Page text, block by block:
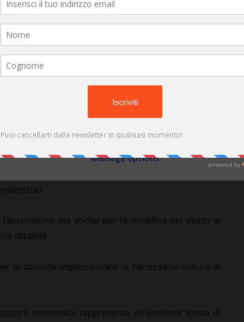
fiscali
fiscali
il mercato del lavoro più accessibile.
di sgravi fiscali e di spese deducibili, grazie a
benefici finanziari per i datori di lavoro, quali
ma anche per la modifica del posto di
disabile.
le aziende implementare le necessarie misure di
economici rappresenta un’ulteriore forma di
Your personal data will be processed and information from your device
(cookies, unique identifiers, and other device data) may be stored by,
accessed by and shared with 681 partners, or used specifically by this
site. We and our partners may use precise geolocation data.List of
partners.
Some vendors may process your personal data on the basis of legitimate
interest, which you can object to by managing your options below. Look
for a link at the bottom of this page or in the site menu to manage or
withdraw consent in privacy and cookie settings.
Manage options